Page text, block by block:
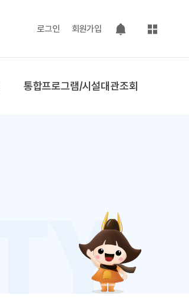
로그인 회원가입
팝업 열기
사이트맵
통합프로그램/시설대관조회